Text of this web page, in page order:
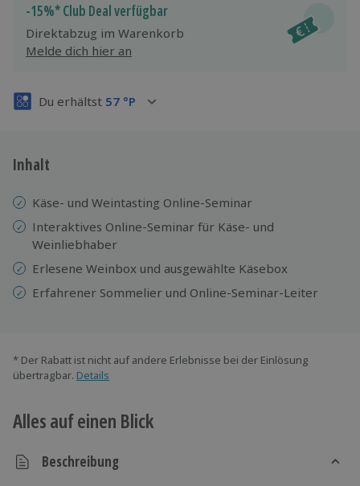
Jeder Gutschein für alle Erlebnisse einlösbar.
Maximale Sicherheit
3 Jahre gültig & verlängerbar.
-15%* Club Deal verfügbar
Direktabzug im Warenkorb
Melde dich hier an
Du erhältst 57 °P
Inhalt
Käse- und Weintasting Online-Seminar
Interaktives Online-Seminar für Käse- und
Weinliebhaber
Erlesene Weinbox und ausgewählte Käsebox
Erfahrener Sommelier und Online-Seminar-Leiter
* Der Rabatt ist nicht auf andere Erlebnisse bei der Einlösung
übertragbar. Details
Alles auf einen Blick
Beschreibung